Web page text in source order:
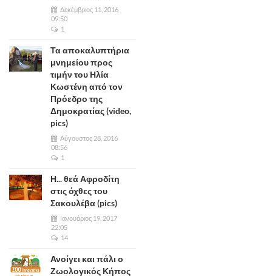
Δεκέμβριος 11, 2016
09:50
1
Τα αποκαλυπτήρια
μνημείου προς
τιμήν του Ηλία
Κωστένη από τον
Πρόεδρο της
Δημοκρατίας (video,
pics)
Αύγουστος 28, 2016
08:56
1
Η... θεά Αφροδίτη
στις όχθες του
Σακουλέβα (pics)
Ιανουάριος 19, 2017
22:05
14
Ανοίγει και πάλι ο
Ζωολογικός Κήπος